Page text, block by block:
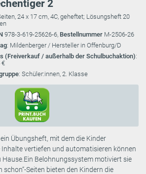
2
24 x 17 cm, 4C, geheftet; Lösungsheft 20
978-3-619-25626-6, Bestellnummer M-2506-26
: Mildenberger / Hersteller in Offenburg/D
(Freiverkauf / außerhalb der Schulbuchaktion):
€
: Schüler:innen, 2. Klasse
ein Übungsheft, mit dem die Kinder
vertiefen und automatisieren können
Hause.Ein Belohnungssystem motiviert sie
schon“-Seiten bieten den Kindern die